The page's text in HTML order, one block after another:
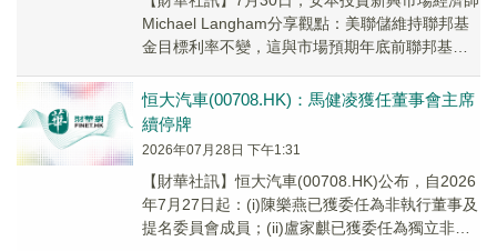
Michael Langham分享觀點：美聯儲維持聯邦基
金目標利率不變，這與市場預期年底前聯邦基金
恒大汽車(00708.HK)：馬健凌獲任董事會主席
續停牌
2026年07月28日 下午1:31
【財華社訊】恒大汽車(00708.HK)公布，自2026
年7月27日起：(i)陳樂燕已獲委任為非執行董事及
提名委員會成員；(ii)盧家麒已獲委任為獨立非執